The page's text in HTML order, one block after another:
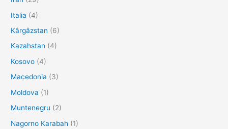
Italia (4)
Kârgâzstan (6)
Kazahstan (4)
Kosovo (4)
Macedonia (3)
Moldova (1)
Muntenegru (2)
Nagorno Karabah (1)